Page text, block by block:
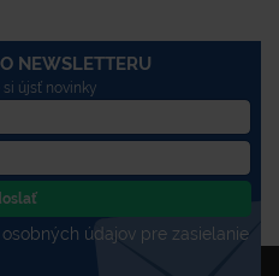
NEWSLETTERU
újsť novinky
údajov pre zasielanie